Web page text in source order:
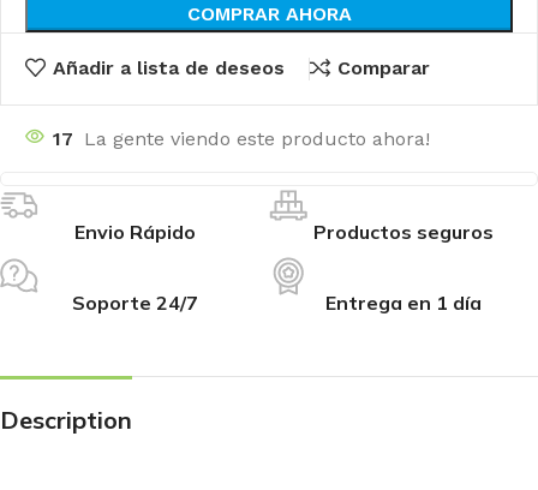
COMPRAR AHORA
Añadir a lista de deseos Comparar
17 La gente viendo este producto ahora!
Envio Rápido Productos seguros
Soporte 24/7 Entrega en 1 día
Description